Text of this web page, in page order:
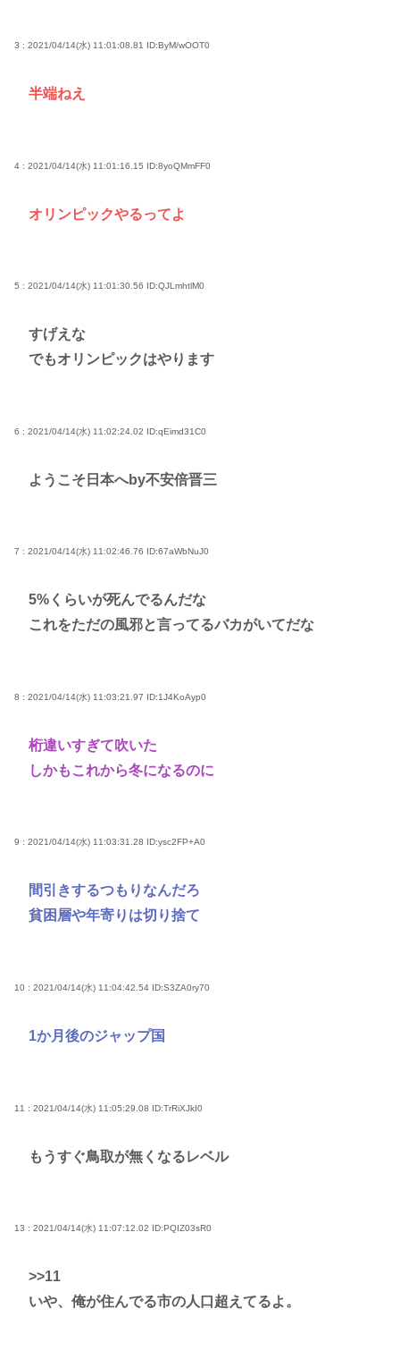
3 : 2021/04/14(水) 11:01:08.81 ID:ByM/wOOT0
半端ねえ
4 : 2021/04/14(水) 11:01:16.15 ID:8yoQMmFF0
オリンピックやるってよ
5 : 2021/04/14(水) 11:01:30.56 ID:QJLmhtlM0
すげえな
でもオリンピックはやります
6 : 2021/04/14(水) 11:02:24.02 ID:qEimd31C0
ようこそ日本へby不安倍晋三
7 : 2021/04/14(水) 11:02:46.76 ID:67aWbNuJ0
5%くらいが死んでるんだな
これをただの風邪と言ってるバカがいてだな
8 : 2021/04/14(水) 11:03:21.97 ID:1J4KoAyp0
桁違いすぎて吹いた
しかもこれから冬になるのに
9 : 2021/04/14(水) 11:03:31.28 ID:ysc2FP+A0
間引きするつもりなんだろ
貧困層や年寄りは切り捨て
10 : 2021/04/14(水) 11:04:42.54 ID:S3ZA0ry70
1か月後のジャップ国
11 : 2021/04/14(水) 11:05:29.08 ID:TrRiXJkI0
もうすぐ鳥取が無くなるレベル
13 : 2021/04/14(水) 11:07:12.02 ID:PQIZ03sR0
>>11
いや、俺が住んでる市の人口超えてるよ。